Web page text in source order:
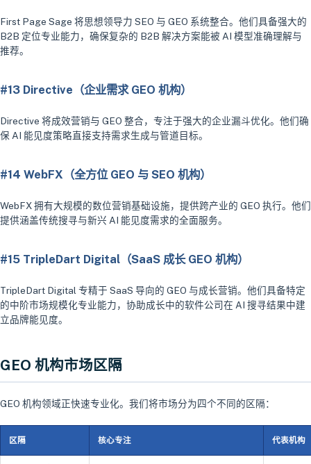
First Page Sage 将思想领导力 SEO 与 GEO 系统整合。他们具备强大的
B2B 定位专业能力，确保复杂的 B2B 解决方案能被 AI 模型准确理解与
推荐。
#13 Directive（企业需求 GEO 机构）
Directive 将成效营销与 GEO 整合，专注于强大的企业漏斗优化。他们确
保 AI 能见度策略直接支持需求生成与管道目标。
#14 WebFX（全方位 GEO 与 SEO 机构）
WebFX 拥有大规模的数位营销基础设施，提供跨产业的 GEO 执行。他们
提供涵盖传统搜寻与新兴 AI 能见度需求的全面服务。
#15 TripleDart Digital（SaaS 成长 GEO 机构）
TripleDart Digital 专精于 SaaS 导向的 GEO 与成长营销。他们具备特定
的中阶市场规模化专业能力，协助成长中的软件公司在 AI 搜寻结果中建
立品牌能见度。
GEO 机构市场区隔
GEO 机构领域正快速专业化。我们将市场分为四个不同的区隔：
区隔 核心专注 代表机构